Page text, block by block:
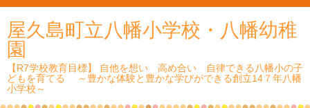
屋久島町立八幡小学校・八幡幼稚
園
【R7学校教育目標】 自他を想い 高め合い 自律できる八幡小の子
どもを育てる ～豊かな体験と豊かな学びができる創立14７年八幡
小学校～